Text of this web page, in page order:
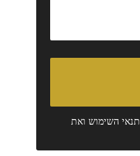
תנאי השימושואת